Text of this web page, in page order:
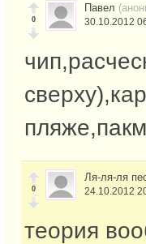
0
Павел
30.10.2012
0
Ля-ля-ля
24.10.2012
теория